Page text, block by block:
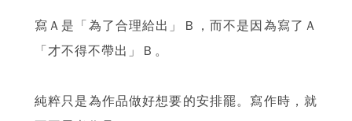
寫Ａ是「為了合理給出」Ｂ，而不是因為寫了Ａ
「才不得不帶出」Ｂ。
純粹只是為作品做好想要的安排罷。寫作時，就